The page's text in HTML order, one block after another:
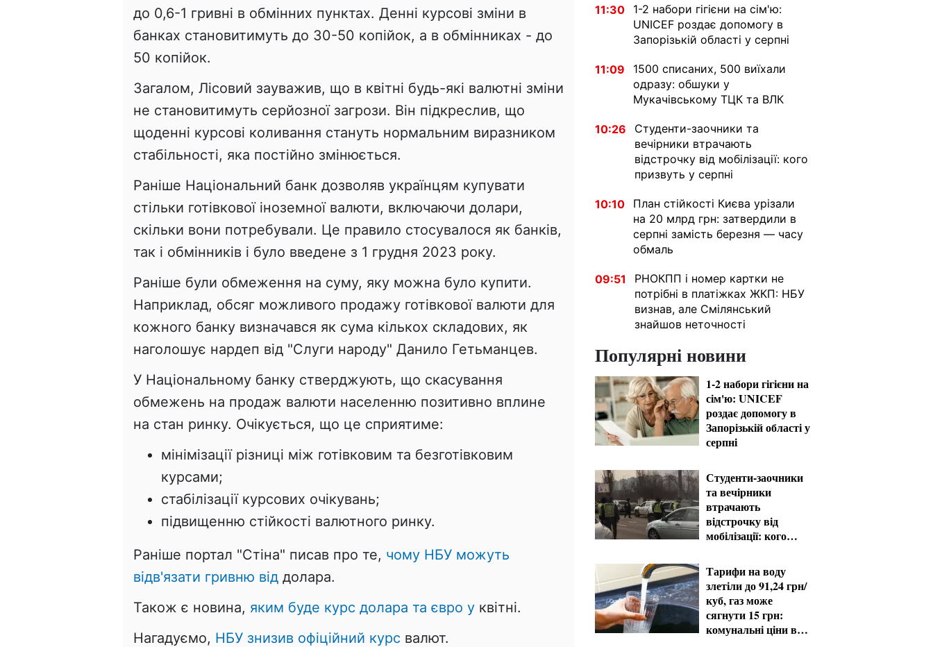
до 0,6-1 гривні в обмінних пунктах. Денні курсові зміни в
банках становитимуть до 30-50 копійок, а в обмінниках - до
50 копійок.
Загалом, Лісовий зауважив, що в квітні будь-які валютні зміни
не становитимуть серйозної загрози. Він підкреслив, що
щоденні курсові коливання стануть нормальним виразником
стабільності, яка постійно змінюється.
Раніше Національний банк дозволяв українцям купувати
стільки готівкової іноземної валюти, включаючи долари,
скільки вони потребували. Це правило стосувалося як банків,
так і обмінників і було введене з 1 грудня 2023 року.
Раніше були обмеження на суму, яку можна було купити.
Наприклад, обсяг можливого продажу готівкової валюти для
кожного банку визначався як сума кількох складових, як
наголошує нардеп від "Слуги народу" Данило Гетьманцев.
У Національному банку стверджують, що скасування
обмежень на продаж валюти населенню позитивно вплине
на стан ринку. Очікується, що це сприятиме:
мінімізації різниці між готівковим та безготівковим
курсами;
стабілізації курсових очікувань;
підвищенню стійкості валютного ринку.
Раніше портал "Стіна" писав про те, чому НБУ можуть
відв'язати гривню від долара.
Також є новина, яким буде курс долара та євро у квітні.
Нагадуємо, НБУ знизив офіційний курс валют.
11:30
1-2 набори гігієни на сім'ю:
UNICEF роздає допомогу в
Запорізькій області у серпні
11:09
1500 списаних, 500 виїхали
одразу: обшуки у
Мукачівському ТЦК та ВЛК
10:26
Студенти-заочники та
вечірники втрачають
відстрочку від мобілізації: кого
призвуть у серпні
10:10
План стійкості Києва урізали
на 20 млрд грн: затвердили в
серпні замість березня — часу
обмаль
09:51
РНОКПП і номер картки не
потрібні в платіжках ЖКП: НБУ
визнав, але Смілянський
знайшов неточності
Популярні новини
1-2 набори гігієни на
сім'ю: UNICEF
роздає допомогу в
Запорізькій області у
серпні
Студенти-заочники
та вечірники
втрачають
відстрочку від
мобілізації: кого
Тарифи на воду
злетіли до 91,24 грн/
куб, газ може
сягнути 15 грн:
комунальні ціни в